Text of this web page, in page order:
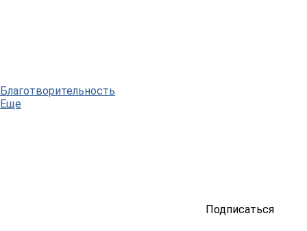
Благотворительность
Еще
Подписаться